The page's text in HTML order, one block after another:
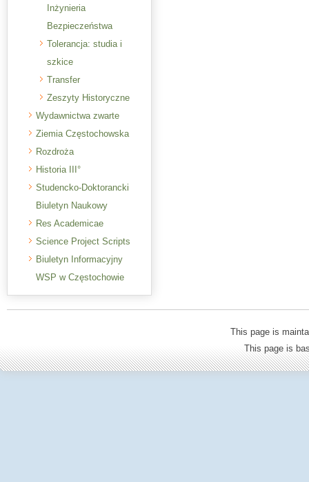
Inżynieria
Bezpieczeństwa
Tolerancja: studia i
szkice
Transfer
Zeszyty Historyczne
Wydawnictwa zwarte
Ziemia Częstochowska
Rozdroża
Historia III°
Studencko-Doktorancki
Biuletyn Naukowy
Res Academicae
Science Project Scripts
Biuletyn Informacyjny
WSP w Częstochowie
This page is
This page is